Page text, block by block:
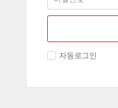
자동로그인